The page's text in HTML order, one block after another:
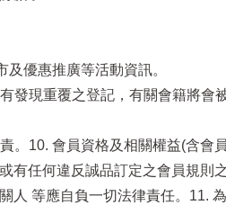
優惠推廣等活動資訊。
發現重覆之登記，有關會籍將會
。10. 會員資格及相關權益(含會
有任何違反誠品訂定之會員規則
人 等應自負一切法律責任。11.